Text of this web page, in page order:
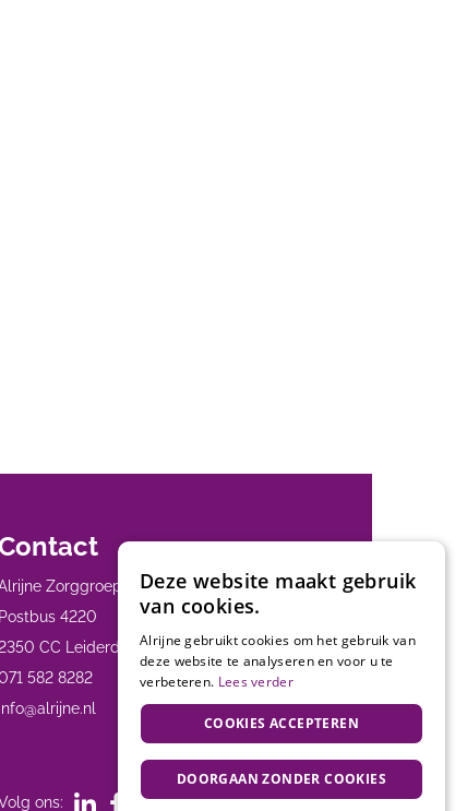
Zorggroep
Postbus 4220
CC Leiderdorp
582 8282
info@alrijne.nl
ons:
Deze website maakt gebruik
van cookies.
Alrijne gebruikt cookies om het gebruik van
deze website te analyseren en voor u te
verbeteren. Lees verder
COOKIES ACCEPTEREN
DOORGAAN ZONDER COOKIES